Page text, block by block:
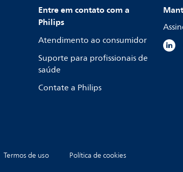
Entre em contato com a
Philips
Atendimento ao consumidor
Suporte para profissionais de
saúde
Contate a Philips
Termos de uso
Política de cookies